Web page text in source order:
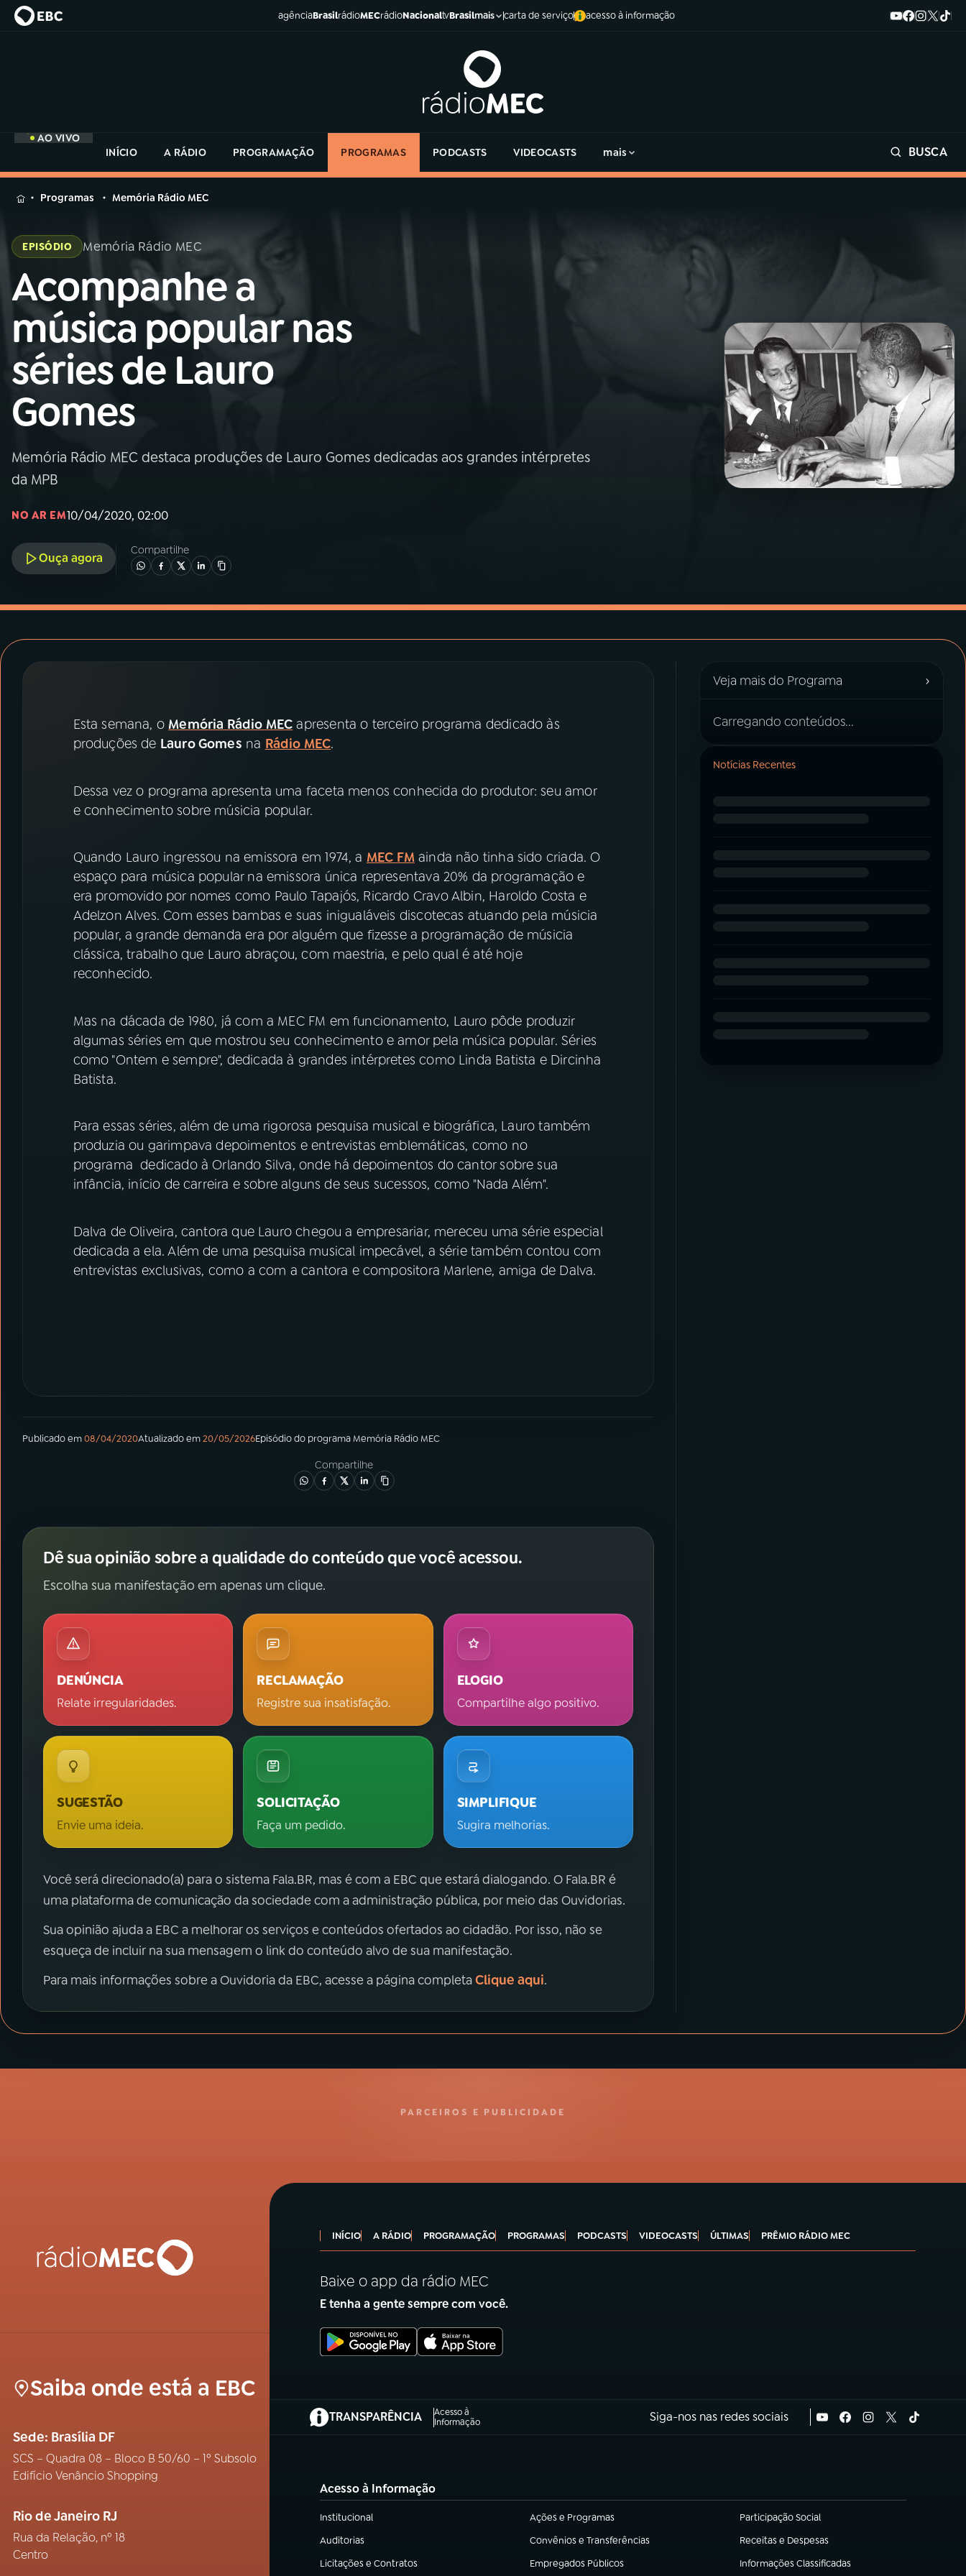
agênciaBrasilrádioMECrádioNacionaltvBrasilmais carta de serviço acesso à informação
AO VIVO
INÍCIO
A RÁDIO PROGRAMAÇÃO PROGRAMAS PODCASTS VIDEOCASTS mais BUSCA
MENU
Buscar
na
Rádio
MEC
Início AO VIVO
01INÍCIO
02A RÁDIO
03PROGRAMAÇÃO
05 PODCASTS
ACOMPANHE A RÁDIO MEC
Instagram X
na
Rádio
Programas Memória Rádio MEC
EPISÓDIO Memória Rádio MEC
Acompanhe a
música popular nas
séries de Lauro
Gomes
Memória Rádio MEC destaca produções de Lauro Gomes dedicadas aos grandes intérpretes
da MPB
NO AR EM10/04/2020, 02:00
Ouça agora
Compartilhe
Esta semana, o Memória Rádio MEC apresenta o terceiro programa dedicado às
produções de Lauro Gomes na Rádio MEC.
Dessa vez o programa apresenta uma faceta menos conhecida do produtor: seu amor
e conhecimento sobre músicia popular.
Quando Lauro ingressou na emissora em 1974, a MEC FMainda não tinha sido criada. O
espaço para música popular na emissora única representava 20% da programação e
era promovido por nomes como Paulo Tapajós, Ricardo Cravo Albin, Haroldo Costa e
Adelzon Alves. Com esses bambas e suas inigualáveis discotecas atuando pela músicia
popular, a grande demanda era por alguém que fizesse a programação de músicia
clássica, trabalho que Lauro abraçou, com maestria, e pelo qual é até hoje
reconhecido.
Mas na dácada de 1980, já com a MEC FM em funcionamento, Lauro pôde produzir
algumas séries em que mostrou seu conhecimento e amor pela música popular. Séries
como "Ontem e sempre", dedicada à grandes intérpretes como Linda Batista e Dircinha
Batista.
Para essas séries, além de uma rigorosa pesquisa musical e biográfica, Lauro também
produzia ou garimpava depoimentos e entrevistas emblemáticas, como no
programa dedicado à Orlando Silva, onde há depoimentos do cantor sobre sua
infância, início de carreira e sobre alguns de seus sucessos, como "Nada Além".
Dalva de Oliveira, cantora que Lauro chegou a empresariar, mereceu uma série especial
dedicada a ela. Além de uma pesquisa musical impecável, a série também contou com
entrevistas exclusivas, como a com a cantora e compositora Marlene, amiga de Dalva.
Publicado em08/04/2020Atualizado em20/05/2026Episódiodo programa Memória Rádio MEC
Compartilhe
Dê sua opinião sobre a qualidade do conteúdo que você acessou.
Escolha sua manifestação em apenas um clique.
DENÚNCIA
Relate irregularidades.
RECLAMAÇÃO
Registre sua insatisfação.
ELOGIO
Compartilhe algo positivo.
SUGESTÃO
Envie uma ideia.
SOLICITAÇÃO
Faça um pedido.
SIMPLIFIQUE
Sugira melhorias.
Você será direcionado(a) para o sistema Fala.BR, mas é com a EBC que estará dialogando. O Fala.BR é
uma plataforma de comunicação da sociedade com a administração pública, por meio das Ouvidorias.
Sua opinião ajuda a EBC a melhorar os serviços e conteúdos ofertados ao cidadão. Por isso, não se
esqueça de incluir na sua mensagem o link do conteúdo alvo de sua manifestação.
Para mais informações sobre a Ouvidoria da EBC, acesse a página completaClique aqui.
Veja mais do Programa ›
Carregando conteúdos...
Notícias Recentes
PARCEIROS E PUBLICIDADE
Saiba onde está a EBC
Sede: Brasília DF
SCS – Quadra 08 – Bloco B 50/60 – 1º Subsolo
Edifício Venâncio Shopping
Rio de Janeiro RJ
Rua da Relação, nº 18
Centro
INÍCIO A RÁDIO PROGRAMAÇÃO PROGRAMAS PODCASTS VIDEOCASTS ÚLTIMAS PRÊMIO RÁDIO MEC
Baixe o app da rádio MEC
E tenha a gente sempre com você.
TRANSPARÊNCIA
Acesso à
Informação
(abre em nova aba) Siga-nos nas redes sociais
Acesso à Informação
Institucional
(abre em nova aba) Ações e Programas
(abre em nova aba) Participação Social
(abre em nova aba)
Auditorias
(abre em nova aba) Convênios e Transferências
(abre em nova aba) Receitas e Despesas
(abre em nova aba)
Licitações e Contratos
(abre em nova aba) Empregados Públicos
(abre em nova aba) Informações Classificadas
(abre em nova aba)